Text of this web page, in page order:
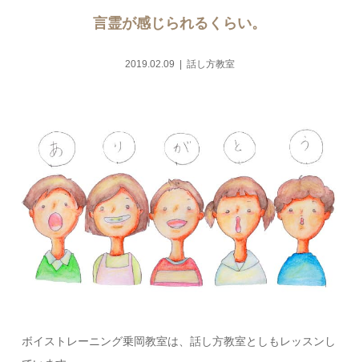
言霊が感じられるくらい。
2019.02.09 話し方教室
ボイストレーニング乗岡教室は、話し方教室としもレッスンし